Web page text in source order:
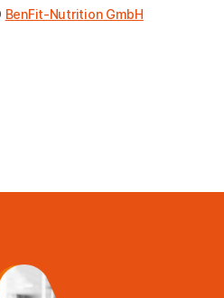
BenFit-Nutrition GmbH